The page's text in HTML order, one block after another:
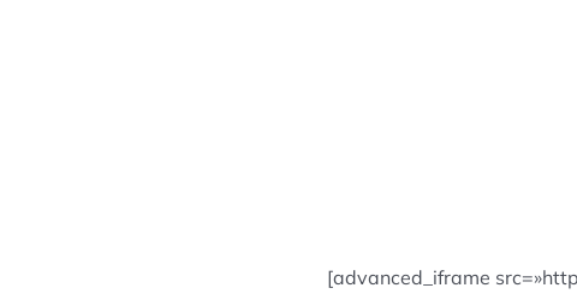
[advanced_iframe